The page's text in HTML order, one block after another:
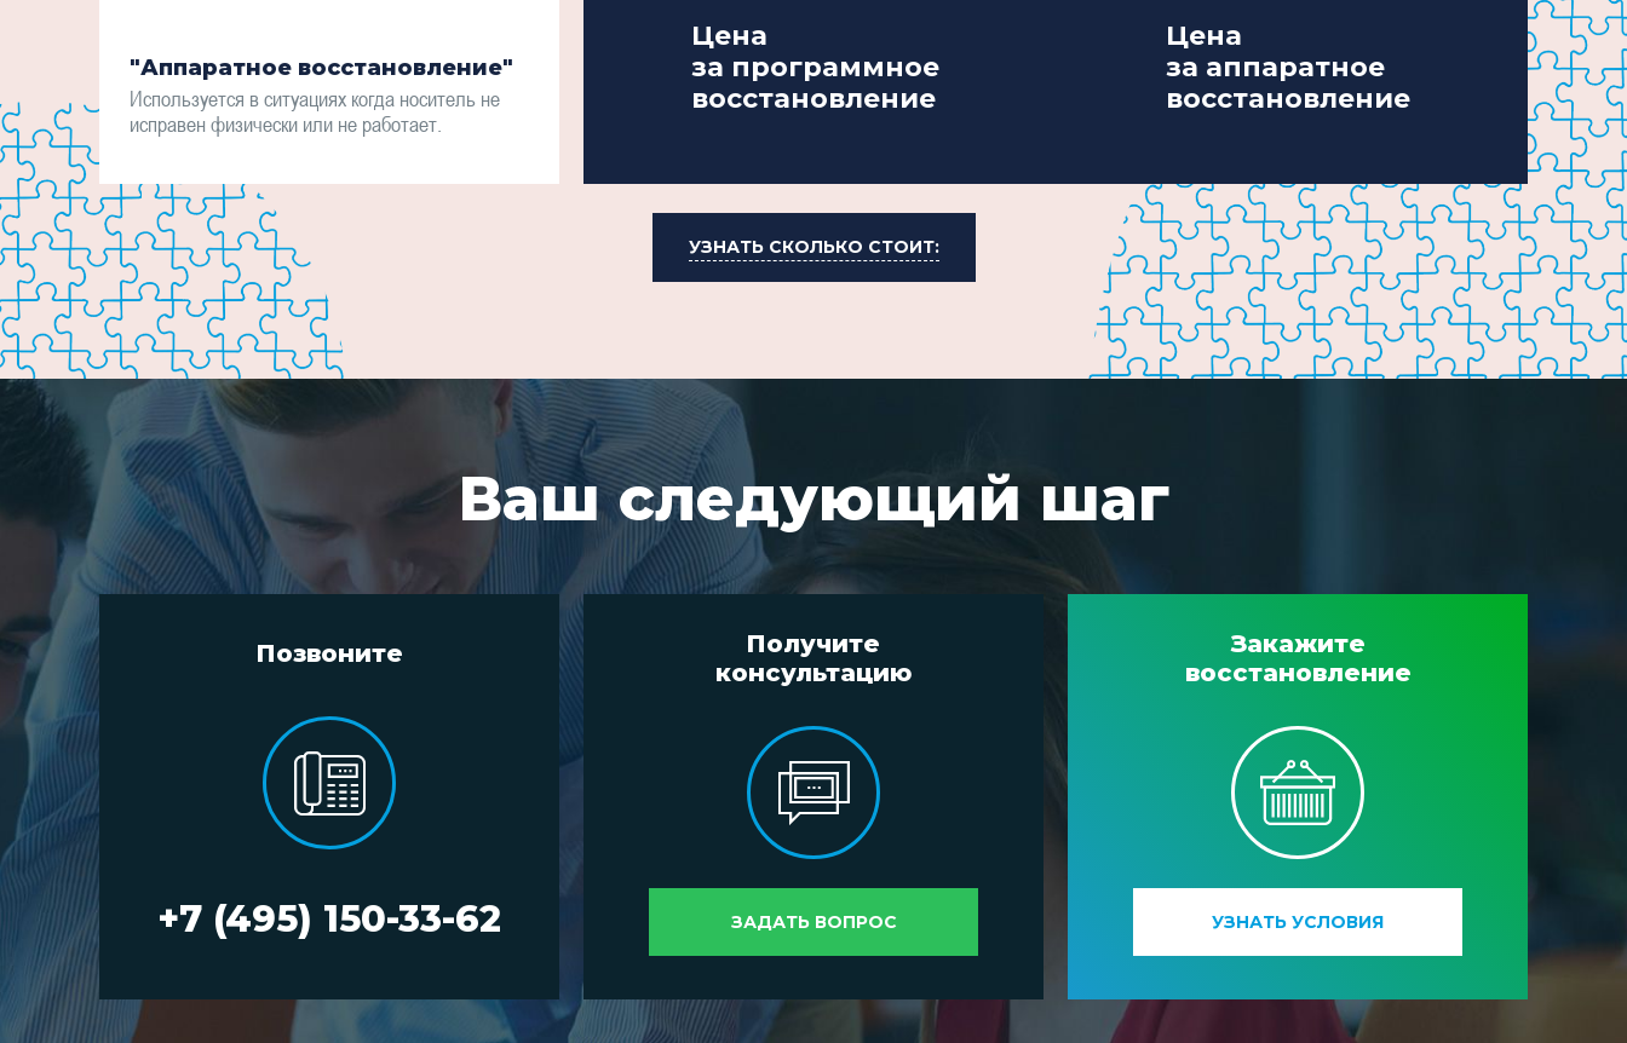
"Аппаратное восстановление"
Используется в ситуациях когда носитель не
исправен физически или не работает.
Цена
за программное
восстановление
Цена
за аппаратное
восстановление
УЗНАТЬ СКОЛЬКО СТОИТ:
Ваш следующий шаг
Позвоните
+7 (495) 150-33-62
Получите
консультацию
ЗАДАТЬ ВОПРОС
Закажите
восстановление
УЗНАТЬ УСЛОВИЯ